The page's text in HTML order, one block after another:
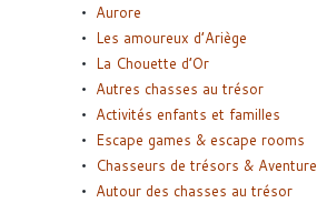
Aurore
Les amoureux d’Ariège
La Chouette d’Or
Autres chasses au trésor
Activités enfants et familles
Escape games & escape rooms
Chasseurs de trésors & Aventure
Autour des chasses au trésor